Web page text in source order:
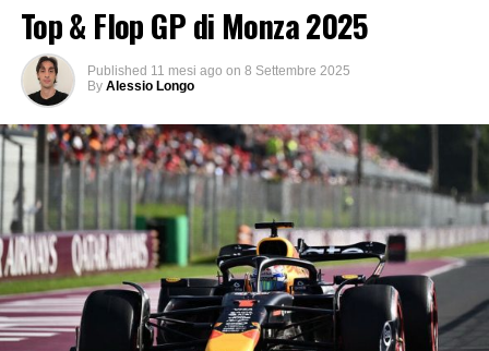
Top & Flop GP di Monza 2025
Published 11 mesi ago on 8 Settembre 2025
By Alessio Longo